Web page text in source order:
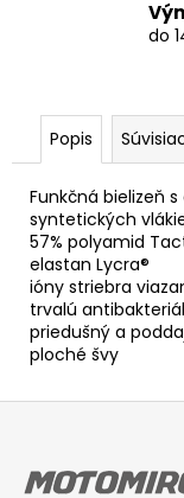
do
Popis
Funkčná bielizeň
syntetických
57% polyamid
elastan Lycra®
ióny striebra
trvalú
priedušný a
ploché švy